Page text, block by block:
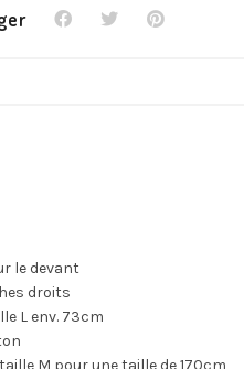
le devant
droits
L env. 73cm